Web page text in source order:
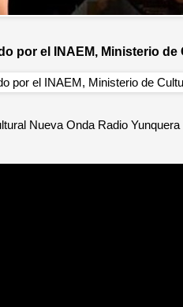
por el INAEM, Ministerio de
Nueva Onda Radio